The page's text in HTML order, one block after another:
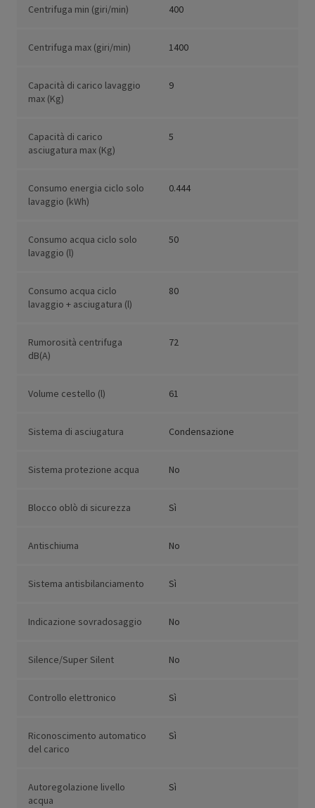
Centrifuga min (giri/min) 400
Centrifuga max (giri/min) 1400
Capacità di carico lavaggio
max (Kg)
9
Capacità di carico
asciugatura max (Kg)
5
Consumo energia ciclo solo
lavaggio (kWh)
0.444
Consumo acqua ciclo solo
lavaggio (l)
50
Consumo acqua ciclo
lavaggio + asciugatura (l)
80
Rumorosità centrifuga
dB(A)
72
Volume cestello (l) 61
Sistema di asciugatura Condensazione
Sistema protezione acqua No
Blocco oblò di sicurezza Sì
Antischiuma No
Sistema antisbilanciamento Sì
Indicazione sovradosaggio No
Silence/Super Silent No
Controllo elettronico Sì
Riconoscimento automatico
del carico
Sì
Autoregolazione livello
acqua
Sì